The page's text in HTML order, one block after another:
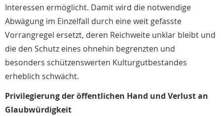
Interessen ermöglicht. Damit wird die notwendige
Abwägung im Einzelfall durch eine weit gefasste
Vorrangregel ersetzt, deren Reichweite unklar bleibt und
die den Schutz eines ohnehin begrenzten und
besonders schützenswerten Kulturgutbestandes
erheblich schwächt.
Privilegierung der öffentlichen Hand und Verlust an
Glaubwürdigkeit